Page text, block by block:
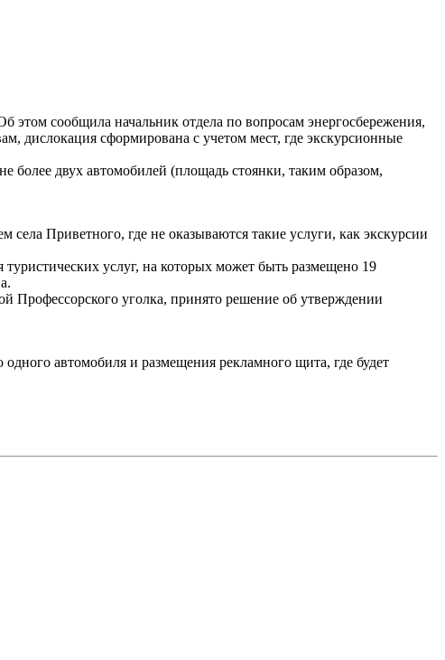
сообщила начальник отдела по вопросам энергосбережения,
дислокация сформирована с учетом мест, где экскурсионные
более двух автомобилей (площадь стоянки, таким образом,
села Приветного, где не оказываются такие услуги, как экскурсии
услуг, на которых может быть размещено 19
Профессорского уголка, принято решение об утверждении
автомобиля и размещения рекламного щита, где будет